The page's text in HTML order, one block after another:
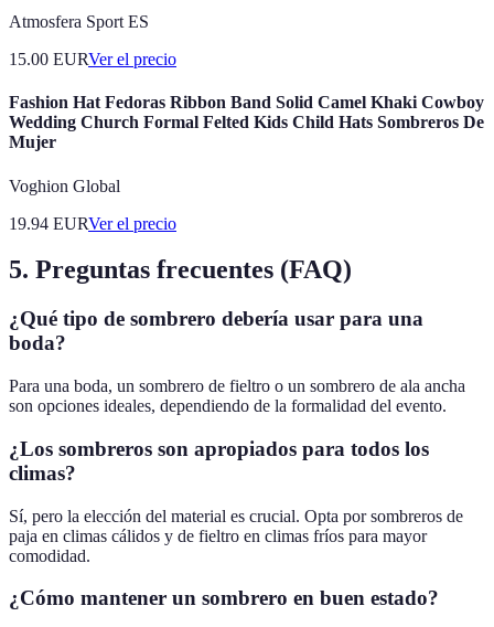
Atmosfera Sport ES
15.00 EURVer el precio
Fashion Hat Fedoras Ribbon Band Solid Camel Khaki Cowboy
Wedding Church Formal Felted Kids Child Hats Sombreros De
Mujer
Voghion Global
19.94 EURVer el precio
5. Preguntas frecuentes (FAQ)
¿Qué tipo de sombrero debería usar para una
boda?
Para una boda, un sombrero de fieltro o un sombrero de ala ancha
son opciones ideales, dependiendo de la formalidad del evento.
¿Los sombreros son apropiados para todos los
climas?
Sí, pero la elección del material es crucial. Opta por sombreros de
paja en climas cálidos y de fieltro en climas fríos para mayor
comodidad.
¿Cómo mantener un sombrero en buen estado?